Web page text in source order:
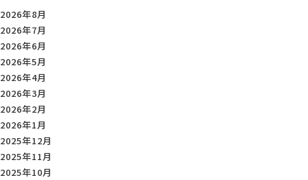
2026年8月
2026年7月
2026年6月
2026年5月
2026年4月
2026年3月
2026年2月
2026年1月
2025年12月
2025年11月
2025年10月